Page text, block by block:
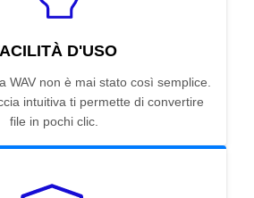
D'USO
WAV non è mai stato così semplice.
intuitiva ti permette di convertire
file in pochi clic.